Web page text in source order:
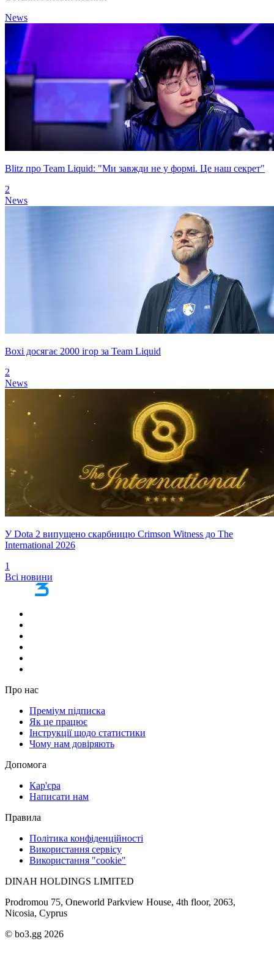
News
Blitz про Team Liquid: "Ми завжди не у формі. Це наш секрет"
2
News
Boxi досягає 2000 ігор за Team Liquid
2
News
У Dota 2 випущено скарбницю Crimson Witness до The
International 2026
1
Всі новини
Про нас
Преміум підписка
Як це працює
Інструкції щодо статистики
Чому нам довіряють
Допомога
Кар'єра
Написати нам
Правила
Політика конфіденційності
Використання сервісу
Використання "cookie"
DINAH HOLDINGS LIMITED
Prodromou 75, Oneworld Parkview House, 4th floor, 2063,
Nicosia, Cyprus
© bo3.gg 2026